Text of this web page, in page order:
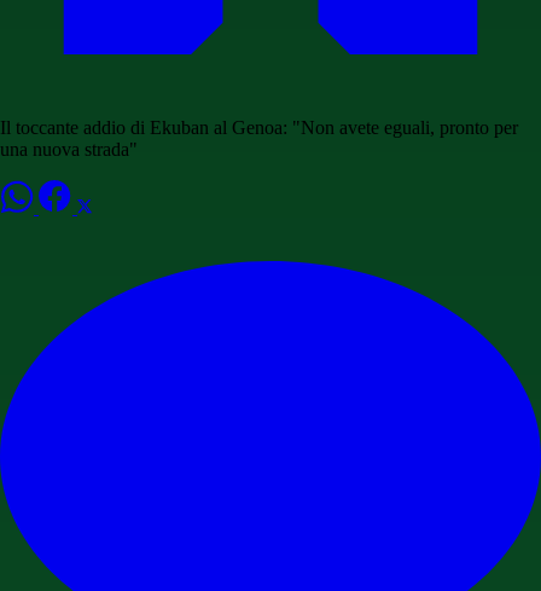
Il toccante addio di Ekuban al Genoa: "Non avete eguali, pronto per
una nuova strada"